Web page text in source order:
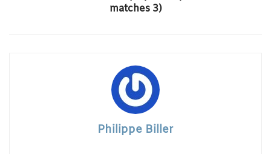
matches 3)
Philippe Biller